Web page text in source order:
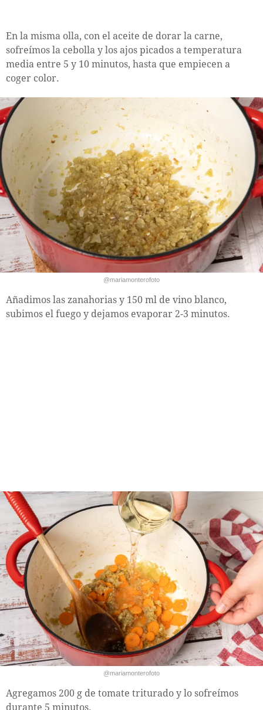
En la misma olla, con el aceite de dorar la carne,
sofreímos la cebolla y los ajos picados a temperatura
media entre 5 y 10 minutos, hasta que empiecen a
coger color.
@mariamonterofoto
Añadimos las zanahorias y 150 ml de vino blanco,
subimos el fuego y dejamos evaporar 2-3 minutos.
@mariamonterofoto
Agregamos 200 g de tomate triturado y lo sofreímos
durante 5 minutos.